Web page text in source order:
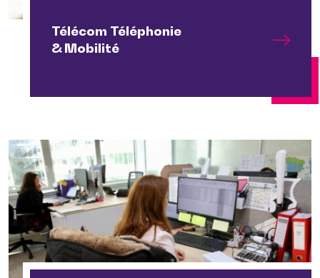
Télécom Téléphonie
& Mobilité